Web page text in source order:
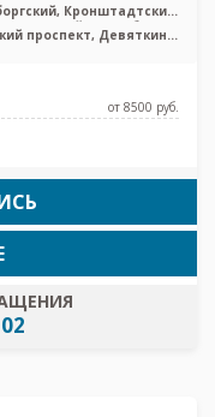
Кронштадтский,
Лен. область
проспект, Девяткино,
Озерки, Парнас,
от 8500 pуб.